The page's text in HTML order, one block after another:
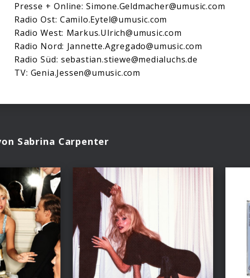
Presse + Online: Simone.Geldmacher@umusic.com
Radio Ost: Camilo.Eytel@umusic.com
Radio West: Markus.Ulrich@umusic.com
Radio Nord: Jannette.Agregado@umusic.com
Radio Süd: sebastian.stiewe@medialuchs.de
TV: Genia.Jessen@umusic.com
Sabrina Carpenter